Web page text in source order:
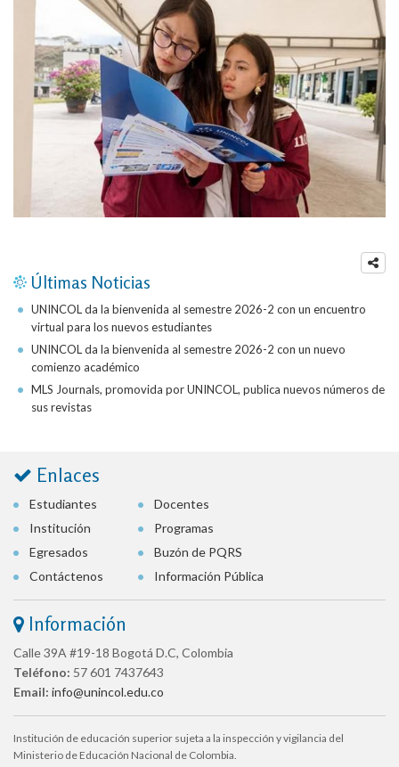
Últimas Noticias
UNINCOL da la bienvenida al semestre 2026-2 con un encuentro
virtual para los nuevos estudiantes
UNINCOL da la bienvenida al semestre 2026-2 con un nuevo
comienzo académico
MLS Journals, promovida por UNINCOL, publica nuevos números de
sus revistas
Enlaces
Estudiantes
Docentes
Institución
Programas
Egresados
Buzón de PQRS
Contáctenos
Información Pública
Información
Calle 39A #19-18 Bogotá D.C, Colombia
Teléfono: 57 601 7437643
Email: info@unincol.edu.co
Institución de educación superior sujeta a la inspección y vigilancia del
Ministerio de Educación Nacional de Colombia.